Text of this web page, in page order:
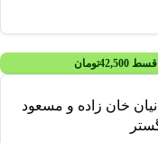
قسط 42,500تومان
خان زاده و مسعود